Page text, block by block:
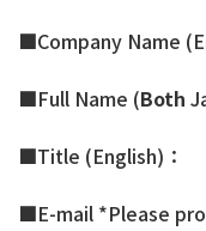
■Company Name
■Full Name (Both
■Title (English)：
■E-mail *Please